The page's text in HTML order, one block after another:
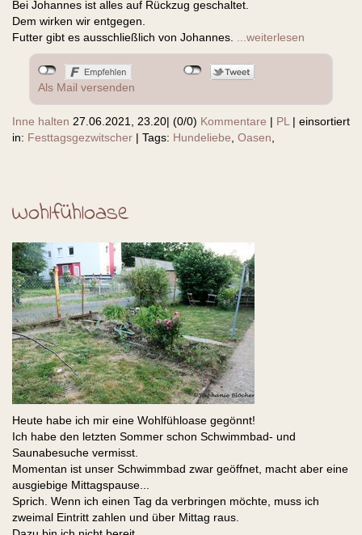
Bei Johannes ist alles auf Rückzug geschaltet.
Dem wirken wir entgegen.
Futter gibt es ausschließlich von Johannes. ...weiterlesen
Als Mail versenden
Inne halten 27.06.2021, 23.20| (0/0) Kommentare | PL| einsortiert
in: Festtagsgezwitscher | Tags: Hundeliebe, Oasen,
Wohlfühloase
Heute habe ich mir eine Wohlfühloase gegönnt!
Ich habe den letzten Sommer schon Schwimmbad- und
Saunabesuche vermisst.
Momentan ist unser Schwimmbad zwar geöffnet, macht aber eine
ausgiebige Mittagspause...
Sprich. Wenn ich einen Tag da verbringen möchte, muss ich
zweimal Eintritt zahlen und über Mittag raus.